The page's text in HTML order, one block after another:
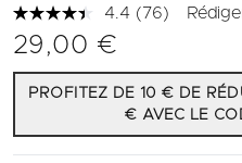
4.4 Lire
Lien
sur
la
même
page.
(76)
29,00 €
PROFITEZ DE 10 € DE
€ AVEC LE